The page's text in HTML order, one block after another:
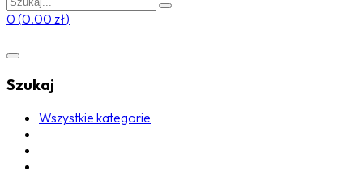
0 (0.00 zł)
Szukaj
Wszystkie kategorie